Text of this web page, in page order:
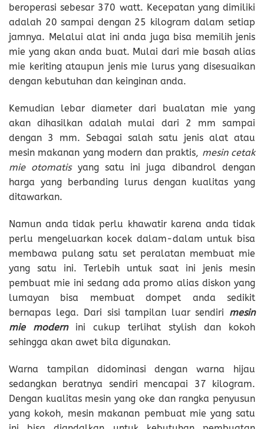
beroperasi sebesar 370 watt. Kecepatan yang dimiliki
adalah 20 sampai dengan 25 kilogram dalam setiap
jamnya. Melalui alat ini anda juga bisa memilih jenis
mie yang akan anda buat. Mulai dari mie basah alias
mie keriting ataupun jenis mie lurus yang disesuaikan
dengan kebutuhan dan keinginan anda.
Kemudian lebar diameter dari bualatan mie yang
akan dihasilkan adalah mulai dari 2 mm sampai
dengan 3 mm. Sebagai salah satu jenis alat atau
mesin makanan yang modern dan praktis, mesin cetak
mie otomatisyang satu ini juga dibandrol dengan
harga yang berbanding lurus dengan kualitas yang
ditawarkan.
Namun anda tidak perlu khawatir karena anda tidak
perlu mengeluarkan kocek dalam-dalam untuk bisa
membawa pulang satu set peralatan membuat mie
yang satu ini. Terlebih untuk saat ini jenis mesin
pembuat mie ini sedang ada promo alias diskon yang
lumayan bisa membuat dompet anda sedikit
bernapas lega. Dari sisi tampilan luar sendiri mesin
mie modernini cukup terlihat stylish dan kokoh
sehingga akan awet bila digunakan.
Warna tampilan didominasi dengan warna hijau
sedangkan beratnya sendiri mencapai 37 kilogram.
Dengan kualitas mesin yang oke dan rangka penyusun
yang kokoh, mesin makanan pembuat mie yang satu